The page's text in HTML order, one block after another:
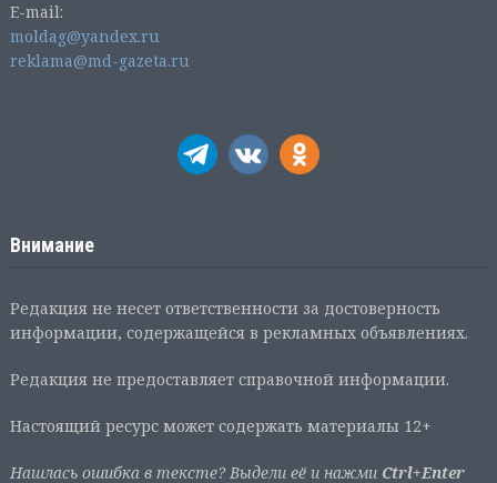
E-mail:
moldag@yandex.ru
reklama@md-gazeta.ru
Внимание
Редакция не несет ответственности за достоверность
информации, содержащейся в рекламных объявлениях.
Редакция не предоставляет справочной информации.
Настоящий ресурс может содержать материалы 12+
Нашлась ошибка в тексте? Выдели её и нажми Ctrl+Enter